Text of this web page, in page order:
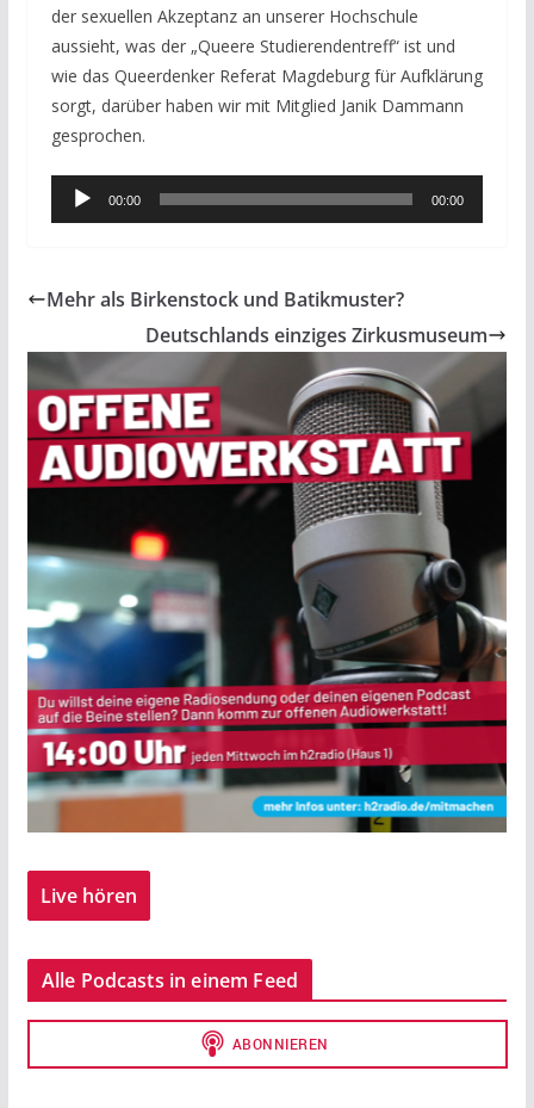
der sexuellen Akzeptanz an unserer Hochschule
aussieht, was der „Queere Studierendentreff“ ist und
wie das Queerdenker Referat Magdeburg für Aufklärung
sorgt, darüber haben wir mit Mitglied Janik Dammann
gesprochen.
Audio-
Player
00:00 00:00
Mehr als Birkenstock und Batikmuster?
Deutschlands einziges Zirkusmuseum
Live hören
Alle Podcasts in einem Feed